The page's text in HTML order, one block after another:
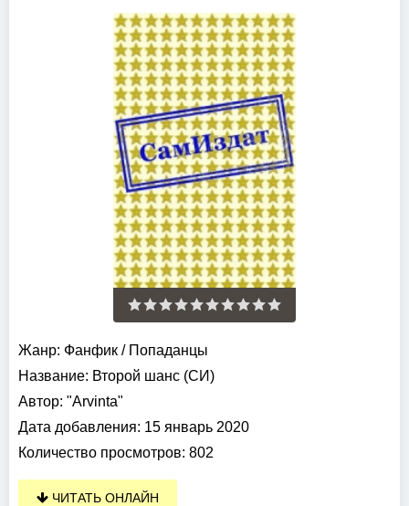
Жанр: Фанфик / Попаданцы
Название: Второй шанс (СИ)
Автор: "Arvinta"
Дата добавления: 15 январь 2020
Количество просмотров: 802
ЧИТАТЬ ОНЛАЙН